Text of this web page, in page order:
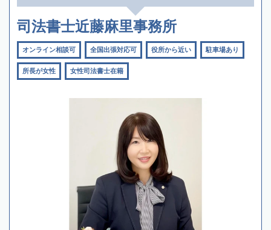
司法書士近藤麻里事務所
オンライン相談可 全国出張対応可 役所から近い 駐車場あり
所長が女性 女性司法書士在籍